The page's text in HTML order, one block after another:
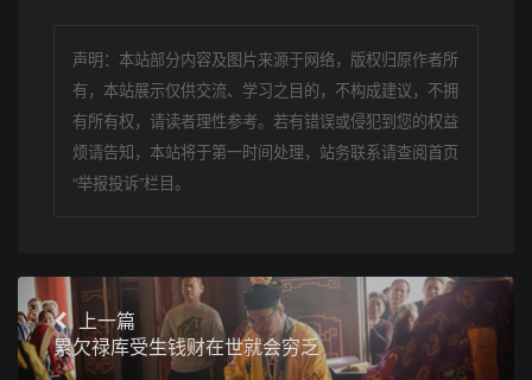
声明：本站部分内容及图片来源于网络，版权归原作者所
有，本站展示仅供交流、学习之目的，不构成建议，不拥
有所有权，请读者理性参考。若有错误或侵犯到您的权益
烦请告知，本站将于第一时间处理，站务联系请查阅首页
“举报投诉”栏目。
上一篇
累欠禄库受生钱财在世就会穷乏